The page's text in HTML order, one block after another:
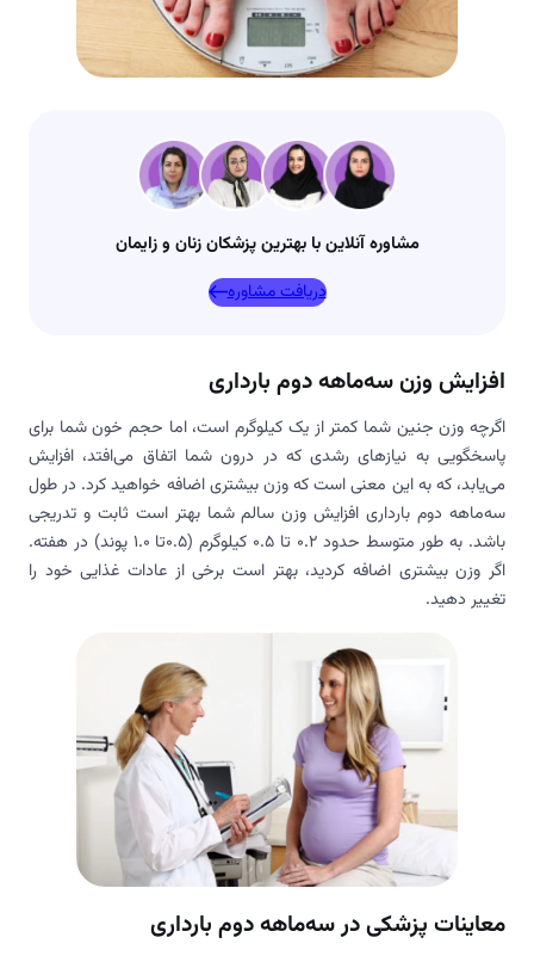
مشاوره آنلاین با بهترین پزشکان زنان و زایمان
دریافت مشاوره
افزایش وزن سه‌ماهه دوم بارداری
اگرچه وزن جنین شما کمتر از یک کیلوگرم است، اما حجم خون شما برای
پاسخگویی به نیازهای رشدی که در درون شما اتفاق می‌افتد، افزایش
می‌یابد، که به این معنی است که وزن بیشتری اضافه خواهید کرد. در طول
سه‌ماهه دوم بارداری افزایش وزن سالم شما بهتر است ثابت و تدریجی
باشد. به طور متوسط حدود 0.2 تا 0.5 کیلوگرم (0.5تا 1.0 پوند) در هفته.
اگر وزن بیشتری اضافه کردید، بهتر است برخی از عادات غذایی خود را
تغییر دهید.
معاینات پزشکی در سه‌ماهه دوم بارداری